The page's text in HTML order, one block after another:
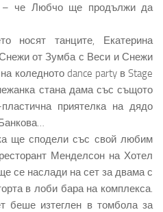
– че Любчо ще продължи да
носят танците, Екатерина
от Зумба с Веси и Снежи
коледното dance party в Stage
стана дама със същото
приятелка на дядо
ще сподели със свой любим
Менделсон на Хотел
се наслади на сет за двама с
в лоби бара на комплекса.
беше изтеглен в томбола за